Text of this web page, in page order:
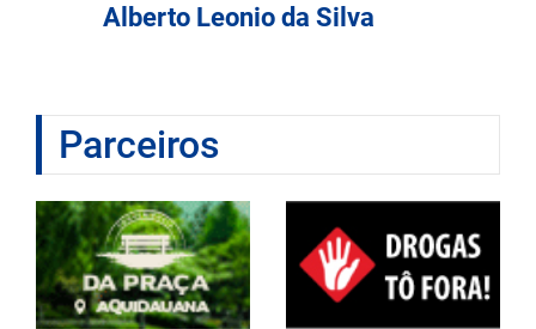
Alberto Leonio da Silva
Parceiros